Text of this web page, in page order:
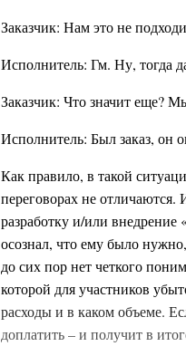
Заказчик: Нам это не
Исполнитель: Гм. Ну, тогда
Заказчик: Что значит еще?
Исполнитель: Был заказ, он
Как правило, в такой
переговорах не отличаются.
разработку и/или внедрение
осознал, что ему было
до сих пор нет четкого
которой для участников
расходы и в каком объеме.
доплатить – и получит в